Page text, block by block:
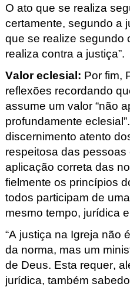
O ato que se realiza
certamente, segundo a
que se realize segundo
realiza contra a justiça”.
Valor eclesial : Por fim,
reflexões recordando
assume um valor “não
profundamente
discernimento atento
respeitosa das
aplicação correta das
fielmente os princípios
todos participam de
mesmo tempo, jurídica
“A justiça na Igreja não
da norma, mas um
de Deus. Esta requer,
jurídica, também